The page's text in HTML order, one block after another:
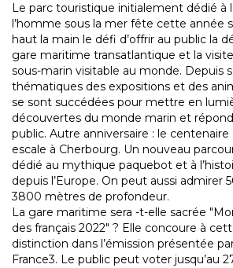
Le parc touristique initialement dédié à
l’homme sous la mer fête cette année
haut la main le défi d’offrir au public la
gare maritime transatlantique et la
sous-marin visitable au monde. Depuis
thématiques des expositions et des
se sont succédées pour mettre en
découvertes du monde marin et
public. Autre anniversaire : le
escale à Cherbourg. Un nouveau
dédié au mythique paquebot et à
depuis l’Europe. On peut aussi admirer
3800 mètres de profondeur.
La gare maritime sera -t-elle sacrée
des français 2022" ? Elle concoure à
distinction dans l’émission présentée
France3. Le public peut voter jusqu’au